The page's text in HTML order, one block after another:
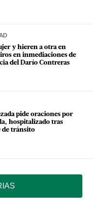
y hieren a otra en
en inmediaciones de
del Darío Contreras
pide oraciones por
hospitalizado tras
de tránsito